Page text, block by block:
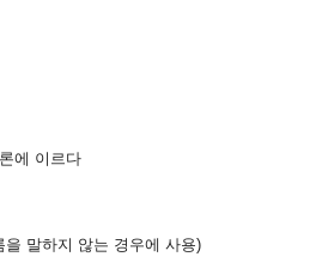
에 이르다
을 말하지 않는 경우에 사용)